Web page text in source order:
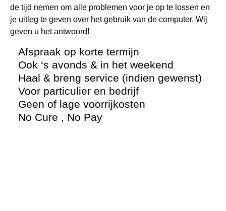
de tijd nemen om alle problemen voor je op te lossen en
je uitleg te geven over het gebruik van de computer. Wij
geven u het antwoord!
Afspraak op korte termijn
Ook ‘s avonds & in het weekend
Haal & breng service (indien gewenst)
Voor particulier en bedrijf
Geen of lage voorrijkosten
No Cure , No Pay